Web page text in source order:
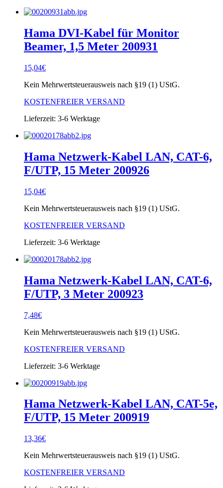
Hama DVI-Kabel für Monitor
Beamer, 1,5 Meter 200931
15,04€
Kein Mehrwertsteuerausweis nach §19 (1) UStG.
KOSTENFREIER VERSAND
Lieferzeit: 3-6 Werktage
Hama Netzwerk-Kabel LAN, CAT-6,
F/UTP, 15 Meter 200926
15,04€
Kein Mehrwertsteuerausweis nach §19 (1) UStG.
KOSTENFREIER VERSAND
Lieferzeit: 3-6 Werktage
Hama Netzwerk-Kabel LAN, CAT-6,
F/UTP, 3 Meter 200923
7,48€
Kein Mehrwertsteuerausweis nach §19 (1) UStG.
KOSTENFREIER VERSAND
Lieferzeit: 3-6 Werktage
Hama Netzwerk-Kabel LAN, CAT-5e,
F/UTP, 15 Meter 200919
13,36€
Kein Mehrwertsteuerausweis nach §19 (1) UStG.
KOSTENFREIER VERSAND